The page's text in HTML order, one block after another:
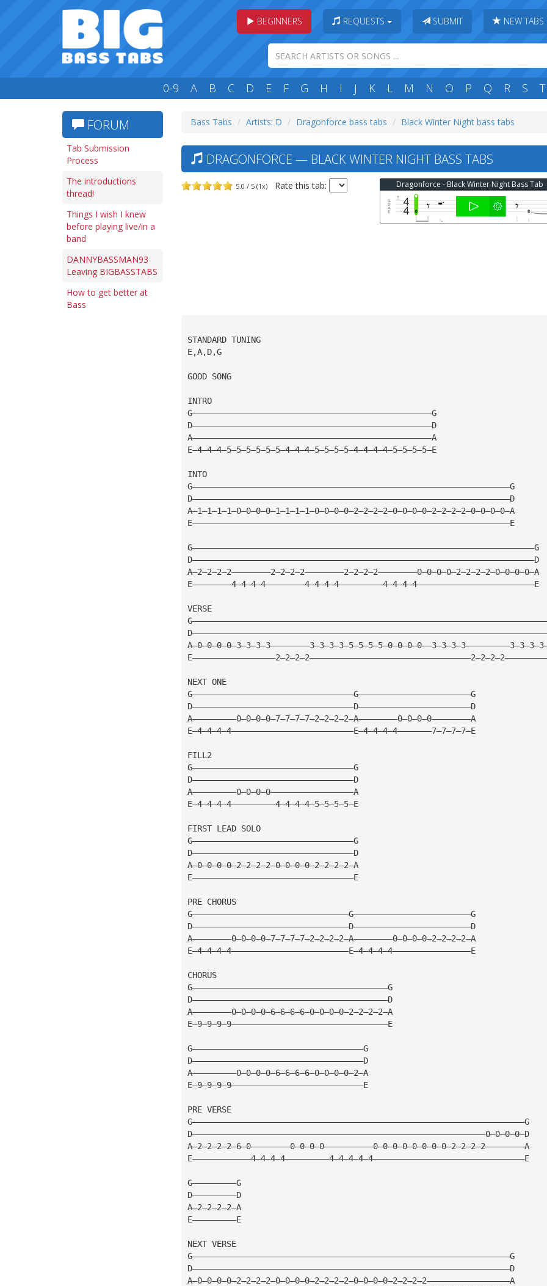
BEGINNERS REQUESTS SUBMIT NEW TABS
0-9 A B C D E F G H I J K L M N O P Q R S T
FORUM
Tab Submission
Process
The introductions
thread!
Things I wish I knew
before playing live/in a
band
DANNYBASSMAN93
Leaving BIGBASSTABS
How to get better at
Bass
Bass Tabs Artists: D Dragonforce bass tabs Black Winter Night bass tabs
DRAGONFORCE — BLACK WINTER NIGHT BASS TABS
5.0 / 5 (1x) Rate this tab: Dragonforce - Black Winter Night Bass Tab
STANDARD TUNING
E,A,D,G
GOOD SONG
INTRO
G—————————————————————————————————————————————————G
D—————————————————————————————————————————————————D
A—————————————————————————————————————————————————A
E—4—4—4—5—5—5—5—5—5—4—4—4—5—5—5—5—4—4—4—4—5—5—5—5—E
INTO
G—————————————————————————————————————————————————————————————————G
D—————————————————————————————————————————————————————————————————D
A—1—1—1—1—0—0—0—0—1—1—1—1—0—0—0—0—2—2—2—2—0—0—0—0—2—2—2—2—0—0—0—0—A
E—————————————————————————————————————————————————————————————————E
G——————————————————————————————————————————————————————————————————————G
D——————————————————————————————————————————————————————————————————————D
A—2—2—2—2————————2—2—2—2————————2—2—2—2————————0—0—0—0—2—2—2—2—0—0—0—0—A
E————————4—4—4—4————————4—4—4—4—————————4—4—4—4————————————————————————E
VERSE
NEXT ONE
G—————————————————————————————————G———————————————————————G
D—————————————————————————————————D———————————————————————D
A—————————0—0—0—0—7—7—7—7—2—2—2—2—A————————0—0—0—0————————A
E—4—4—4—4—————————————————————————E—4—4—4—4———————7—7—7—7—E
FILL2
G—————————————————————————————————G
D—————————————————————————————————D
A—————————0—0—0—0—————————————————A
E—4—4—4—4—————————4—4—4—4—5—5—5—5—E
FIRST LEAD SOLO
G—————————————————————————————————G
D—————————————————————————————————D
A—0—0—0—0—2—2—2—2—0—0—0—0—2—2—2—2—A
E—————————————————————————————————E
PRE CHORUS
G————————————————————————————————G————————————————————————G
D————————————————————————————————D————————————————————————D
A————————0—0—0—0—7—7—7—7—2—2—2—2—A————————0—0—0—0—2—2—2—2—A
E—4—4—4—4————————————————————————E—4—4—4—4————————————————E
CHORUS
G————————————————————————————————————————G
D————————————————————————————————————————D
A————————0—0—0—0—6—6—6—6—0—0—0—0—2—2—2—2—A
E—9—9—9—9————————————————————————————————E
G———————————————————————————————————G
D———————————————————————————————————D
A—————————0—0—0—0—6—6—6—6—0—0—0—0—2—A
E—9—9—9—9———————————————————————————E
PRE VERSE
G————————————————————————————————————————————————————————————————————G
D————————————————————————————————————————————————————————————0—0—0—0—D
A—2—2—2—2—6—0————————0—0—0—0——————————0—0—0—0—0—0—0—0—2—2—2—2————————A
E————————————4—4—4—4—————————4—4—4—4—4———————————————————————————————E
G—————————G
D—————————D
A—2—2—2—2—A
E—————————E
NEXT VERSE
G—————————————————————————————————————————————————————————————————G
D—————————————————————————————————————————————————————————————————D
A—0—0—0—0—2—2—2—2—0—0—0—0—2—2—2—2—0—0—0—0—2—2—2—2—————————————————A